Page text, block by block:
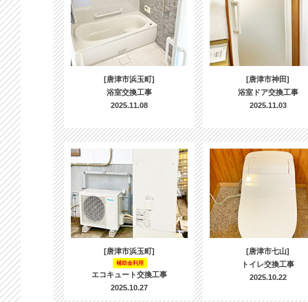
[唐津市浜玉町]
浴室交換工事
2025.11.08
[唐津市神田]
浴室ドア交換工事
2025.11.03
[唐津市浜玉町]
補助金利用
エコキュート交換工事
2025.10.27
[唐津市七山]
トイレ交換工事
2025.10.22